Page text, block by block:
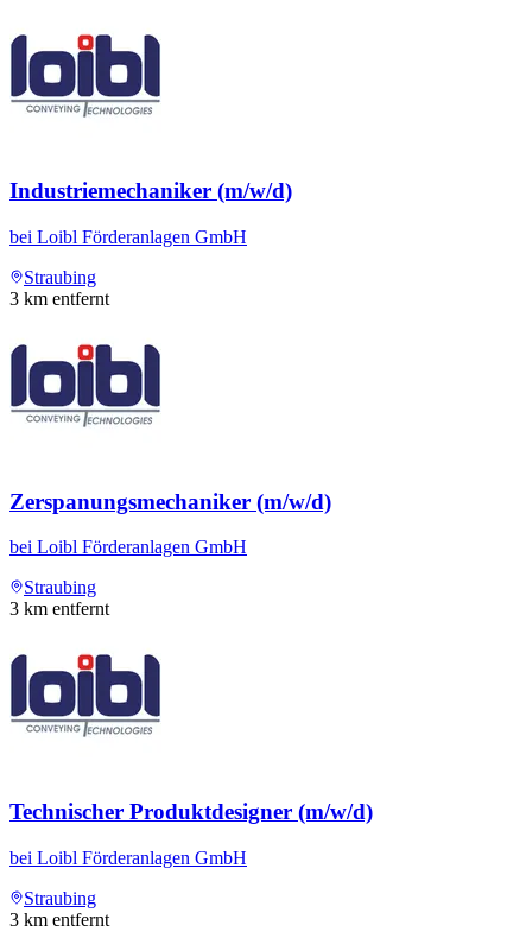
Industriemechaniker (m/w/d)
bei Loibl Förderanlagen GmbH
Straubing
3 km entfernt
Zerspanungsmechaniker (m/w/d)
bei Loibl Förderanlagen GmbH
Straubing
3 km entfernt
Technischer Produktdesigner (m/w/d)
bei Loibl Förderanlagen GmbH
Straubing
3 km entfernt